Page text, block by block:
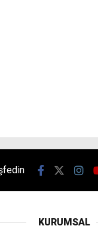
KURUMSAL